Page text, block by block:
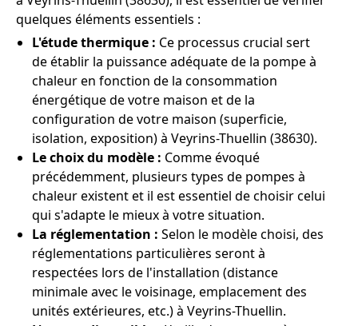
quelques éléments essentiels :
L'étude thermique : Ce processus crucial sert
de établir la puissance adéquate de la pompe à
chaleur en fonction de la consommation
énergétique de votre maison et de la
configuration de votre maison (superficie,
isolation, exposition) à Veyrins-Thuellin (38630).
Le choix du modèle : Comme évoqué
précédemment, plusieurs types de pompes à
chaleur existent et il est essentiel de choisir celui
qui s'adapte le mieux à votre situation.
La réglementation : Selon le modèle choisi, des
réglementations particulières seront à
respectées lors de l'installation (distance
minimale avec le voisinage, emplacement des
unités extérieures, etc.) à Veyrins-Thuellin.